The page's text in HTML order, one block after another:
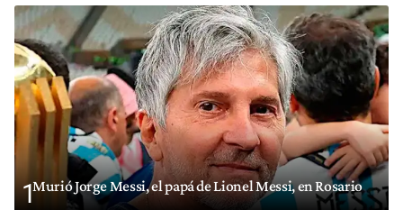
1Murió Jorge Messi, el papá de Lionel Messi, en Rosario